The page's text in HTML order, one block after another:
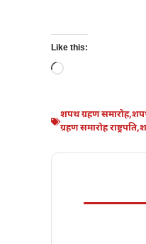
Like this:
Loading…
शपथ ग्रहण समारोह,
ग्रहण समारोह राष्ट्रपति,